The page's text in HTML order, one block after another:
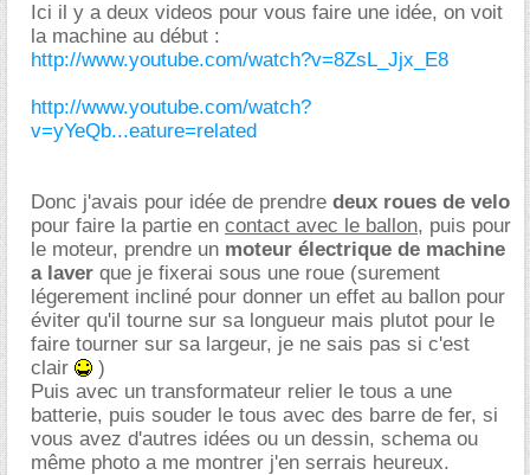
Ici il y a deux videos pour vous faire une idée, on voit
la machine au début :
http://www.youtube.com/watch?v=8ZsL_Jjx_E8
http://www.youtube.com/watch?
v=yYeQb...eature=related
Donc j'avais pour idée de prendre deux roues de velo
pour faire la partie en contact avec le ballon, puis pour
le moteur, prendre un moteur électrique de machine
a laver que je fixerai sous une roue (surement
légerement incliné pour donner un effet au ballon pour
éviter qu'il tourne sur sa longueur mais plutot pour le
faire tourner sur sa largeur, je ne sais pas si c'est
clair
)
Puis avec un transformateur relier le tous a une
batterie, puis souder le tous avec des barre de fer, si
vous avez d'autres idées ou un dessin, schema ou
même photo a me montrer j'en serrais heureux.